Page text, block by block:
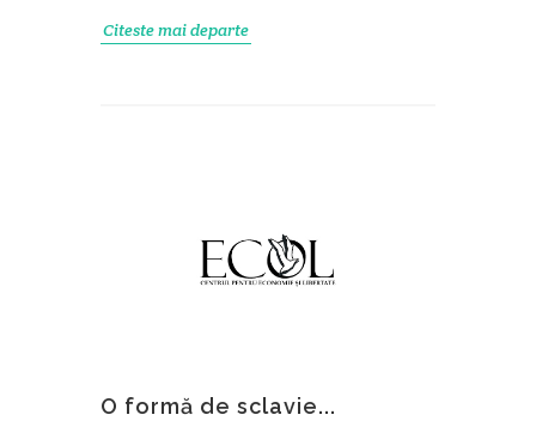
Citeste mai departe
O formă de sclavie...